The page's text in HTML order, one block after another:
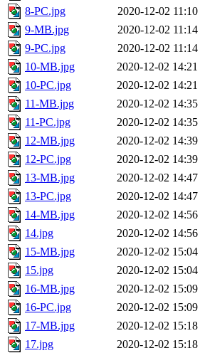
8-PC.jpg
2020-12-02 11:10
9-MB.jpg
2020-12-02 11:14
9-PC.jpg
2020-12-02 11:14
10-MB.jpg
2020-12-02 14:21
10-PC.jpg
2020-12-02 14:21
11-MB.jpg
2020-12-02 14:35
11-PC.jpg
2020-12-02 14:35
12-MB.jpg
2020-12-02 14:39
12-PC.jpg
2020-12-02 14:39
13-MB.jpg
2020-12-02 14:47
13-PC.jpg
2020-12-02 14:47
14-MB.jpg
2020-12-02 14:56
14.jpg
2020-12-02 14:56
15-MB.jpg
2020-12-02 15:04
15.jpg
2020-12-02 15:04
16-MB.jpg
2020-12-02 15:09
16-PC.jpg
2020-12-02 15:09
17-MB.jpg
2020-12-02 15:18
17.jpg
2020-12-02 15:18